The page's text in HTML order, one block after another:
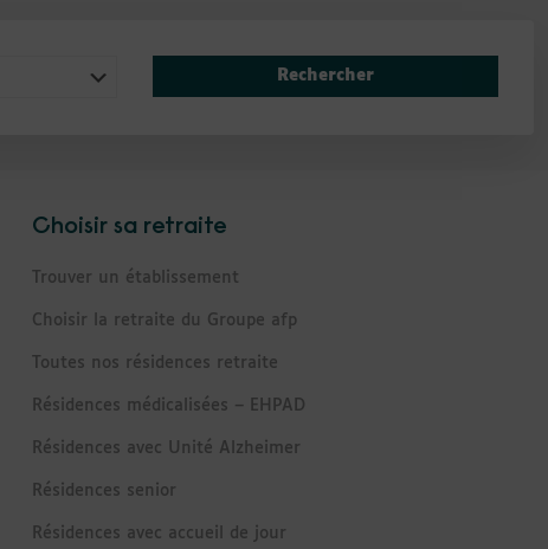
Rechercher
Choisir sa retraite
Trouver un établissement
Choisir la retraite du Groupe afp
Toutes nos résidences retraite
Résidences médicalisées – EHPAD
Résidences avec Unité Alzheimer
Résidences senior
Résidences avec accueil de jour